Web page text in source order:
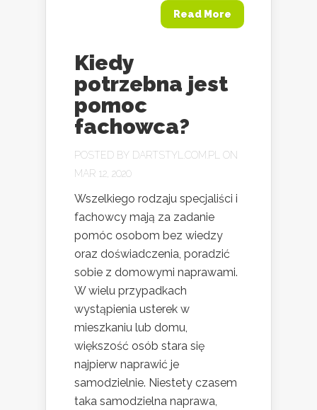
Read More
Kiedy
potrzebna jest
pomoc
fachowca?
POSTED BY DARTSTYL.COM.PL
ON
MAR 12, 2020
Wszelkiego rodzaju specjaliści i
fachowcy mają za zadanie
pomóc osobom bez wiedzy
oraz doświadczenia, poradzić
sobie z domowymi naprawami.
W wielu przypadkach
wystąpienia usterek w
mieszkaniu lub domu,
większość osób stara się
najpierw naprawić je
samodzielnie. Niestety czasem
taka samodzielna naprawa,